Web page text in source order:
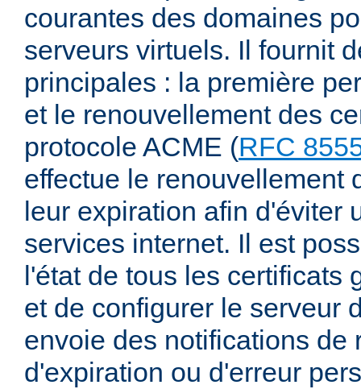
courantes des domaines
serveurs virtuels. Il fournit
principales : la première
et le renouvellement des
protocole ACME (RFC
effectue le renouvellement
leur expiration afin d'éviter
services internet. Il est
l'état de tous les certificats
et de configurer le serveur
envoie des notifications de
d'expiration ou d'erreur